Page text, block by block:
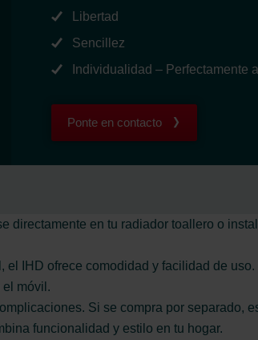
Libertad
Sencillez
Individualidad – Perfectamente
Ponte en contacto
directamente en tu radiador toallero o
IHD ofrece comodidad y facilidad de
móvil.
Si se compra por separado,
funcionalidad y estilo en tu hogar.